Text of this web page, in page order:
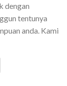
dengan
tentunya
anda. Kami